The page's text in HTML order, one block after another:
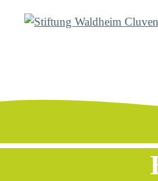
Inhalt